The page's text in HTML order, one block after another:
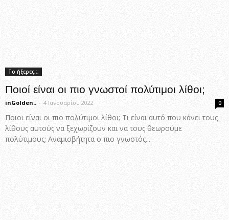
Το ήξερες;;;
Ποιοί είναι οι πιο γνωστοί πολύτιμοι λίθοι;
inGolden.. - 4 Ιανουαρίου 2022 0
Ποιοι είναι οι πιο πολύτιμοι λίθοι; Τι είναι αυτό που κάνει τους
λίθους αυτούς να ξεχωρίζουν και να τους θεωρούμε
πολύτιμους; Αναμισβήτητα ο πιο γνωστός...